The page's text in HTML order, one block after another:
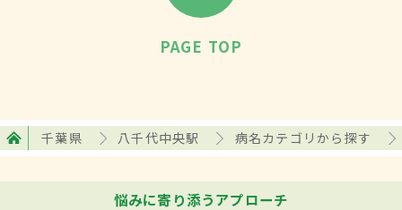
PAGE TOP
千葉県 八千代中央駅 病名カテゴリから探す
悩みに寄り添うアプローチ